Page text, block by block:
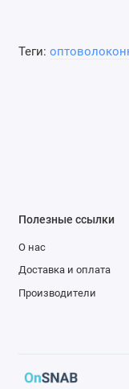
Теги:
Полезные ссылки
О нас
Доставка и оплата
Производители